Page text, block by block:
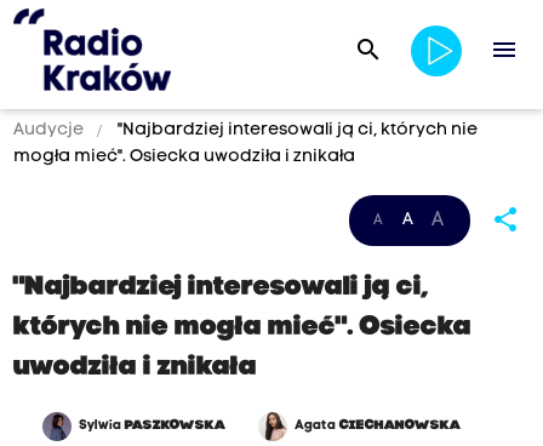
search menu
Audycje
"Najbardziej interesowali ją ci, których nie
mogła mieć". Osiecka uwodziła i znikała
A A A share
"Najbardziej interesowali ją ci,
których nie mogła mieć". Osiecka
uwodziła i znikała
Sylwia PASZKOWSKA AgataCIECHANOWSKA